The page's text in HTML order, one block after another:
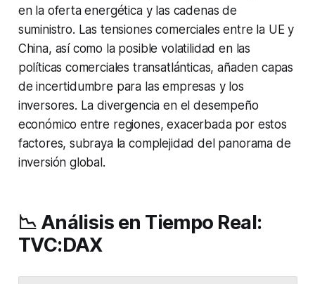
en la oferta energética y las cadenas de
suministro. Las tensiones comerciales entre la UE y
China, así como la posible volatilidad en las
políticas comerciales transatlánticas, añaden capas
de incertidumbre para las empresas y los
inversores. La divergencia en el desempeño
económico entre regiones, exacerbada por estos
factores, subraya la complejidad del panorama de
inversión global.
📉 Análisis en Tiempo Real:
TVC:DAX